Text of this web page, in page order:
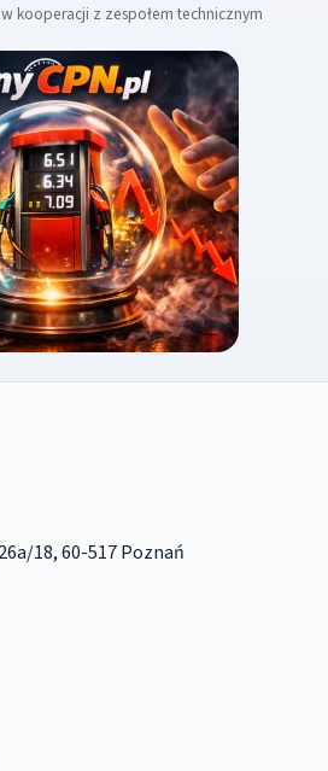
kooperacji z zespołem technicznym
18, 60-517 Poznań